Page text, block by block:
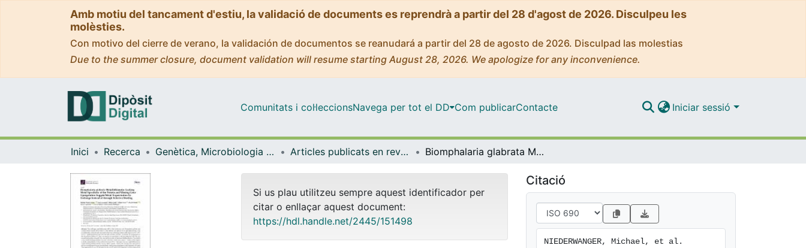
Amb motiu del tancament d'estiu, la validació de documents es reprendrà a partir del 28 d'agost de 2026. Disculpeu les
molèsties.
Con motivo del cierre de verano, la validación de documentos se reanudará a partir del 28 de agosto de 2026. Disculpad las molestias
Due to the summer closure, document validation will resume starting August 28, 2026. We apologize for any inconvenience.
Comunitats i col·leccionsNavega per tot el DD Com publicarContacte Iniciar sessió
Inici Recerca Genètica, Microbiologia i Estadística Articles publicats en revistes (Genètica, Microbiologia i Estadística) Biomphalaria glabrata Metallothionein: lacking metal specificity of the protein and missing gene upregulation suggest metal sequestration by exchange instead of through selective binding
Si us plau utilitzeu sempre aquest identificador per
citar o enllaçar aquest document:
https://hdl.handle.net/2445/151498
Citació
NIEDERWANGER, Michael, et al.